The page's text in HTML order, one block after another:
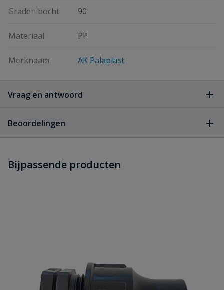
Graden bocht 90
Materiaal PP
Merknaam AK Palaplast
Vraag en antwoord
dit product?
Beoordelingen
Schrijf zelf een beoordeling
Bijpassende producten